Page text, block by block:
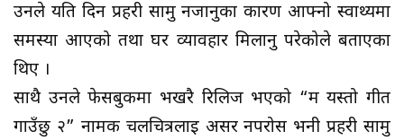
उनले यति दिन प्रहरी सामु नजानुका कारण आफ्नो स्वाथ्यमा
समस्या आएको तथा घर व्यावहार मिलानु परेकोले बताएका
थिए ।
साथै उनले फेसबुकमा भर्खरै रिलिज भएको “म यस्तो गीत
गाउँछु २” नामक चलचित्रलाई असर नपरोस भनी प्रहरी सामु